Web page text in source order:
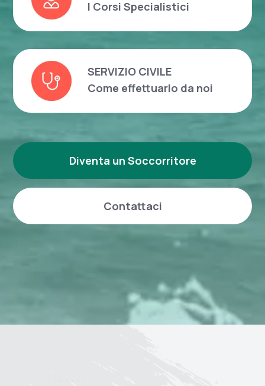
I Corsi Specialistici
SERVIZIO CIVILE
Come effettuarlo da noi
Diventa un Soccorritore
Contattaci